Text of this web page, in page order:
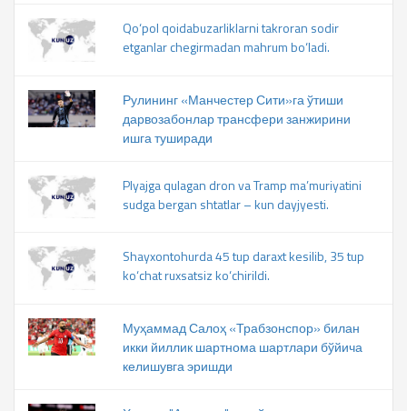
Qo‘pol qoidabuzarliklarni takroran sodir
etganlar chegirmadan mahrum bo‘ladi.
Рулининг «Манчестер Сити»га ўтиши
дарвозабонлар трансфери занжирини
ишга туширади
Plyajga qulagan dron va Tramp ma’muriyatini
sudga bergan shtatlar – kun dayjyesti.
Shayxontohurda 45 tup daraxt kesilib, 35 tup
ko‘chat ruxsatsiz ko‘chirildi.
Муҳаммад Салоҳ «Трабзонспор» билан
икки йиллик шартнома шартлари бўйича
келишувга эришди